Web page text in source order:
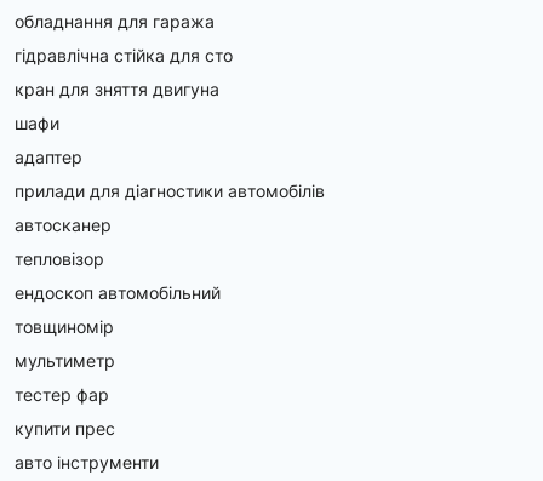
обладнання для гаража
гідравлічна стійка для сто
кран для зняття двигуна
шафи
адаптер
прилади для діагностики автомобілів
автосканер
тепловізор
ендоскоп автомобільний
товщиномір
мультиметр
тестер фар
купити прес
авто інструменти